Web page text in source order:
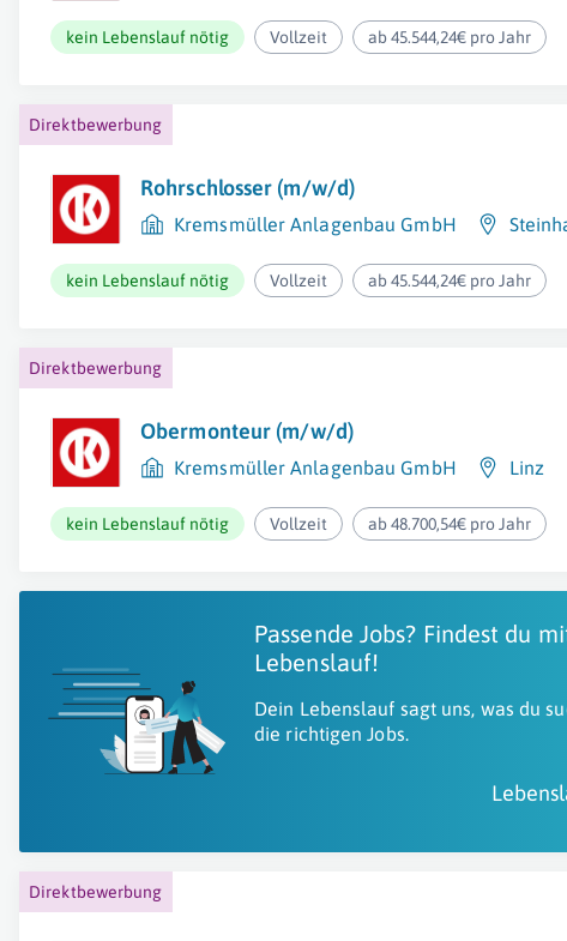
kein Lebenslauf nötig Vollzeit ab 45.544,24€ pro Jahr
Direktbewerbung
Rohrschlosser (m/w/d)
Kremsmüller Anlagenbau GmbH
kein Lebenslauf nötig Vollzeit ab 45.544,24€ pro Jahr
Direktbewerbung
Obermonteur (m/w/d)
Kremsmüller Anlagenbau GmbH Linz
kein Lebenslauf nötig Vollzeit ab 48.700,54€ pro Jahr
Passende Jobs? Findest du
Lebenslauf!
Dein Lebenslauf sagt uns, was du
die richtigen Jobs.
Direktbewerbung